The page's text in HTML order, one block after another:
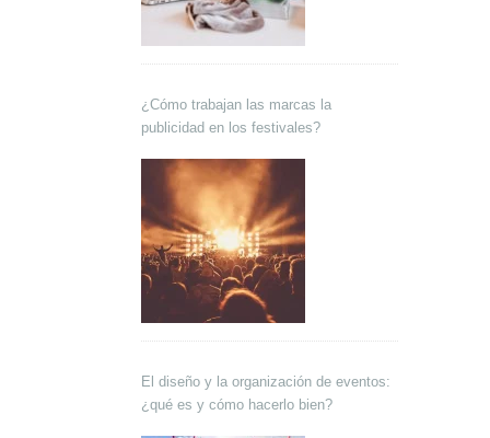
¿Cómo trabajan las marcas la
publicidad en los festivales?
El diseño y la organización de eventos:
¿qué es y cómo hacerlo bien?